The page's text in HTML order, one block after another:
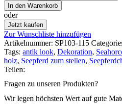
In den Warenkorb
oder
Jetzt kaufen
Zur Wunschliste hinzufügen
Artikelnummer: SP103-115
Tags: antik look, Dekoration,
holz, Seepferd zum stellen,
Teilen:
Fragen zu unseren Produkten?
Wir legen höchsten Wert auf gute